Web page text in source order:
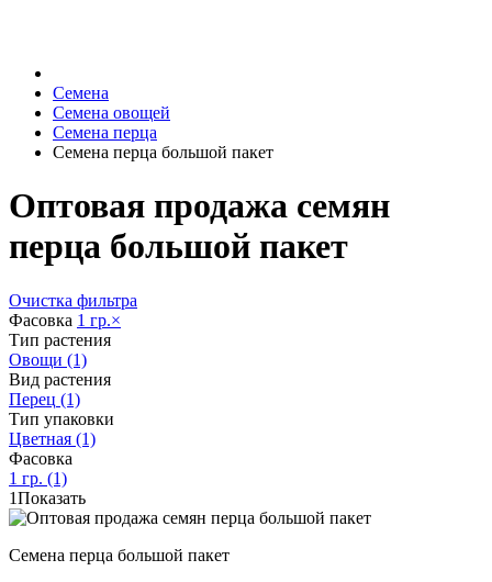
Семена
Семена овощей
Семена перца
Семена перца большой пакет
Оптовая продажа семян
перца большой пакет
Очистка фильтра
Фасовка 1 гр.×
Тип растения
Овощи (1)
Вид растения
Перец (1)
Тип упаковки
Цветная (1)
Фасовка
1 гр. (1)
1Показать
Семена перца большой пакет